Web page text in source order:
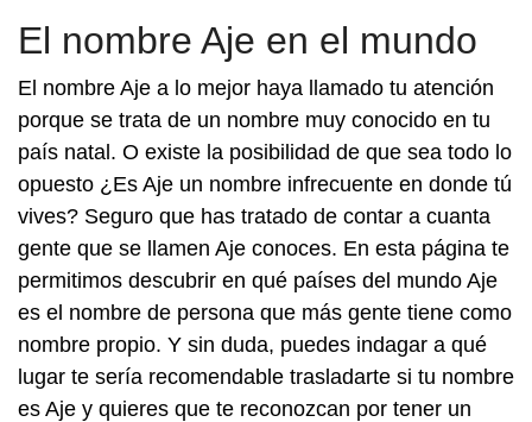
El nombre Aje en el mundo
El nombre Aje a lo mejor haya llamado tu atención
porque se trata de un nombre muy conocido en tu
país natal. O existe la posibilidad de que sea todo lo
opuesto ¿Es Aje un nombre infrecuente en donde tú
vives? Seguro que has tratado de contar a cuanta
gente que se llamen Aje conoces. En esta página te
permitimos descubrir en qué países del mundo Aje
es el nombre de persona que más gente tiene como
nombre propio. Y sin duda, puedes indagar a qué
lugar te sería recomendable trasladarte si tu nombre
es Aje y quieres que te reconozcan por tener un